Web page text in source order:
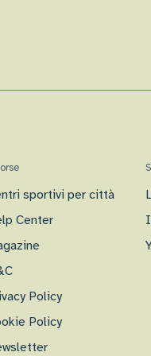
sportivi per città
Center
Policy
Policy